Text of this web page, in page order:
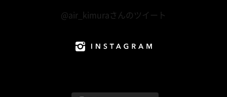
@air_kimuraさんのツイート